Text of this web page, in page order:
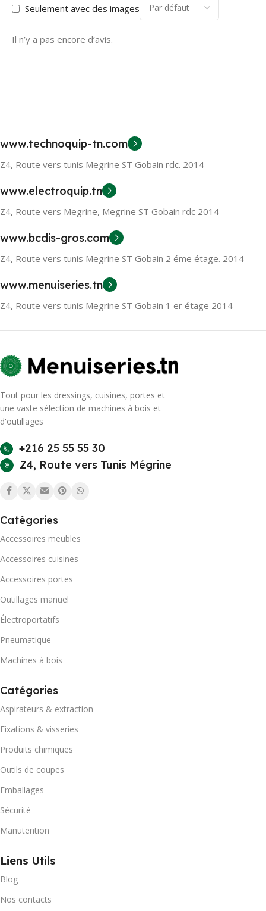
Seulement avec des images
Il n’y a pas encore d’avis.
www.technoquip-tn.com
Z4, Route vers tunis Megrine ST Gobain rdc. 2014
www.electroquip.tn
Z4, Route vers Megrine, Megrine ST Gobain rdc 2014
www.bcdis-gros.com
Z4, Route vers tunis Megrine ST Gobain 2 éme étage. 2014
www.menuiseries.tn
Z4, Route vers tunis Megrine ST Gobain 1 er étage 2014
Tout pour les dressings, cuisines, portes et
une vaste sélection de machines à bois et
d'outillages
+216 25 55 55 30
Z4, Route vers Tunis Mégrine
Catégories
Accessoires meubles
Accessoires cuisines
Accessoires portes
Outillages manuel
Électroportatifs
Pneumatique
Machines à bois
Catégories
Aspirateurs & extraction
Fixations & visseries
Produits chimiques
Outils de coupes
Emballages
Sécurité
Manutention
Liens Utils
Blog
Nos contacts